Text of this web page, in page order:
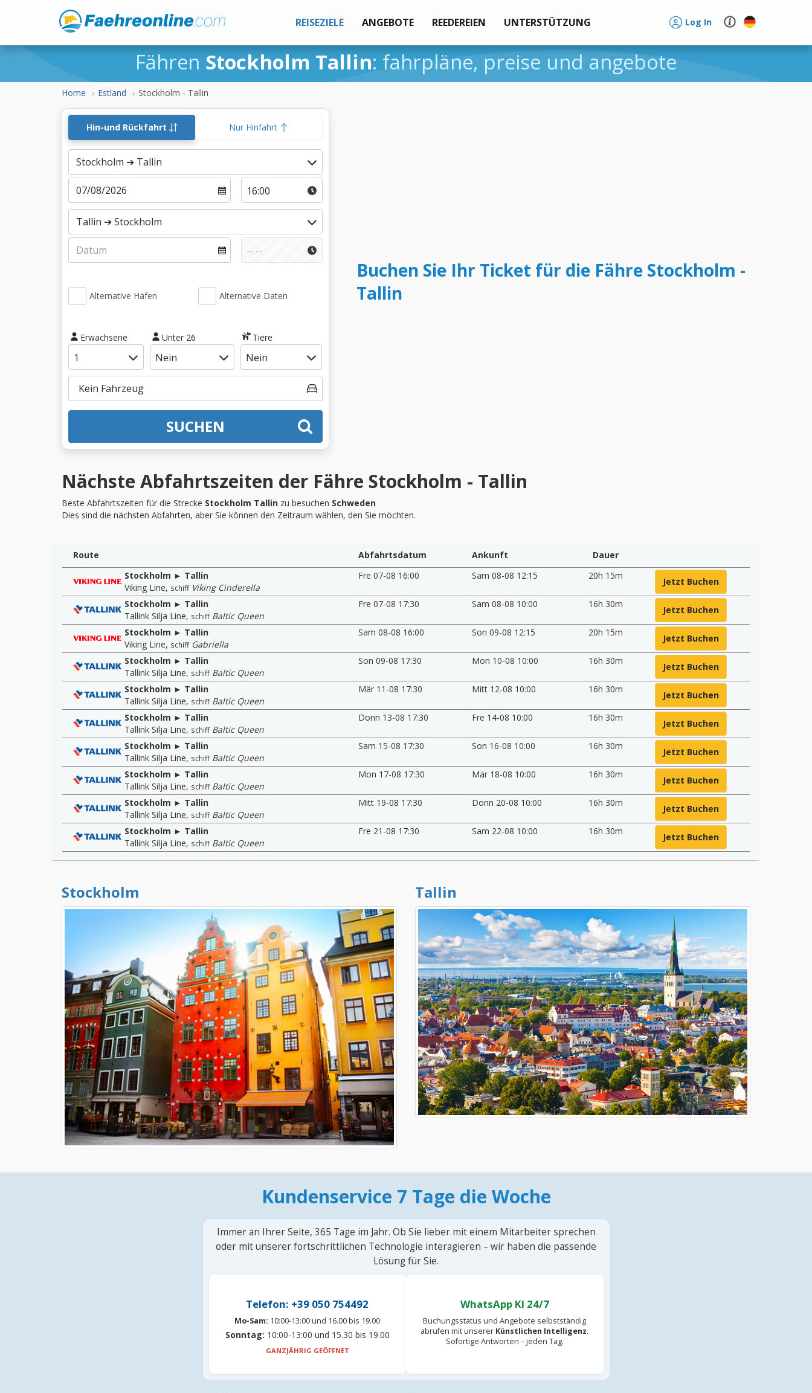
REISEZIELE ANGEBOTE REEDEREIEN UNTERSTÜTZUNG Log In
Fähren Stockholm Tallin: fahrpläne, preise und angebote
Home Estland Stockholm - Tallin
Hin-und Rückfahrt Nur Hinfahrt
Alternative Häfen Alternative Daten
Erwachsene Unter 26 Tiere
SUCHEN
Buchen Sie Ihr Ticket für die Fähre Stockholm -
Tallin
Nächste Abfahrtszeiten der Fähre Stockholm - Tallin
Beste Abfahrtszeiten für die Strecke Stockholm Tallin zu besuchen Schweden
Dies sind die nächsten Abfahrten, aber Sie können den Zeitraum wählen, den Sie möchten.
Route Abfahrtsdatum Ankunft
Dauer
Stockholm ► Tallin
Viking Line, schiff Viking Cinderella
Fre 07-08 16:00 Sam 08-08 12:15 20h 15m
Jetzt Buchen
Stockholm ► Tallin
Tallink Silja Line, schiff Baltic Queen
Fre 07-08 17:30 Sam 08-08 10:00 16h 30m
Jetzt Buchen
Stockholm ► Tallin
Viking Line, schiff Gabriella
Sam 08-08 16:00 Son 09-08 12:15 20h 15m
Jetzt Buchen
Stockholm ► Tallin
Tallink Silja Line, schiff Baltic Queen
Son 09-08 17:30 Mon 10-08 10:00 16h 30m
Jetzt Buchen
Stockholm ► Tallin
Tallink Silja Line, schiff Baltic Queen
Mär 11-08 17:30 Mitt 12-08 10:00 16h 30m
Jetzt Buchen
Stockholm ► Tallin
Tallink Silja Line, schiff Baltic Queen
Donn 13-08 17:30 Fre 14-08 10:00 16h 30m
Jetzt Buchen
Stockholm ► Tallin
Tallink Silja Line, schiff Baltic Queen
Sam 15-08 17:30 Son 16-08 10:00 16h 30m
Jetzt Buchen
Stockholm ► Tallin
Tallink Silja Line, schiff Baltic Queen
Mon 17-08 17:30 Mär 18-08 10:00 16h 30m
Jetzt Buchen
Stockholm ► Tallin
Tallink Silja Line, schiff Baltic Queen
Mitt 19-08 17:30 Donn 20-08 10:00 16h 30m
Jetzt Buchen
Stockholm ► Tallin
Tallink Silja Line, schiff Baltic Queen
Fre 21-08 17:30 Sam 22-08 10:00 16h 30m
Jetzt Buchen
Stockholm Tallin
Kundenservice 7 Tage die Woche
Immer an Ihrer Seite, 365 Tage im Jahr. Ob Sie lieber mit einem Mitarbeiter sprechen
oder mit unserer fortschrittlichen Technologie interagieren – wir haben die passende
Lösung für Sie.
Telefon: +39 050 754492
Mo-Sam: 10:00-13:00 und 16.00 bis 19.00
Sonntag: 10:00-13:00 und 15.30 bis 19.00
GANZJÄHRIG GEÖFFNET
WhatsApp KI 24/7
Buchungsstatus und Angebote selbstständig
abrufen mit unserer Künstlichen Intelligenz.
Sofortige Antworten – jeden Tag.